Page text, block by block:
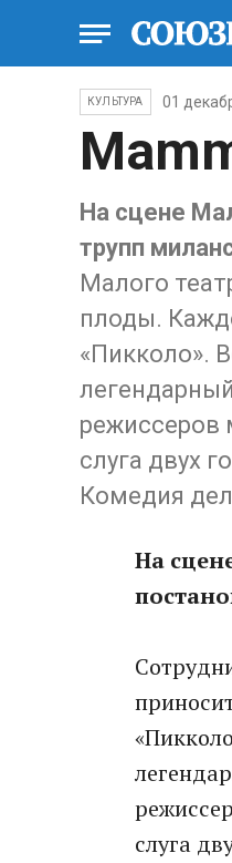
КУЛЬТУРА 01
На сцене
трупп
Малого
плоды.
«Пикколо».
режиссеров
слуга двух
Комедия
На
слуга